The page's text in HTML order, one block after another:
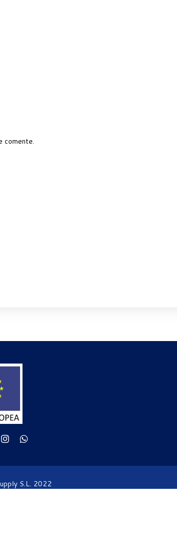
comente.
S.L. 2022